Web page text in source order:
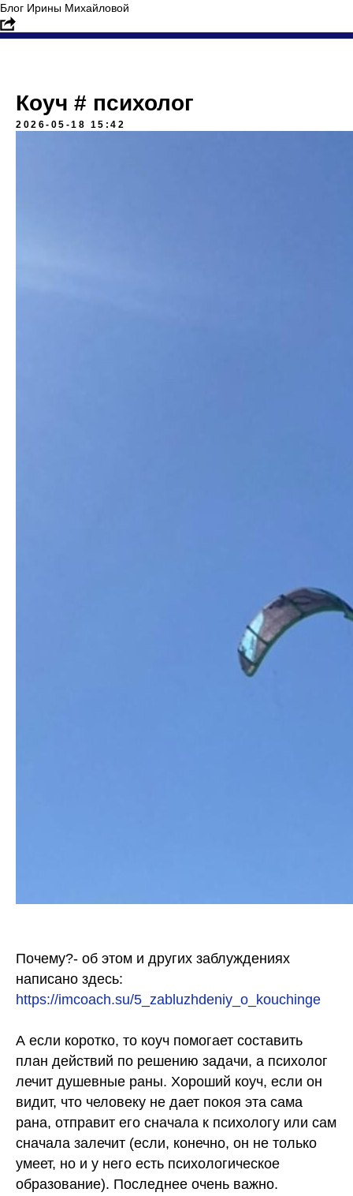
Блог Ирины Михайловой
Коуч # психолог
2026-05-18 15:42
Почему?- об этом и других заблуждениях
написано здесь:
https://imcoach.su/5_zabluzhdeniy_o_kouchinge
А если коротко, то коуч помогает составить
план действий по решению задачи, а психолог
лечит душевные раны. Хороший коуч, если он
видит, что человеку не дает покоя эта сама
рана, отправит его сначала к психологу или сам
сначала залечит (если, конечно, он не только
умеет, но и у него есть психологическое
образование). Последнее очень важно.